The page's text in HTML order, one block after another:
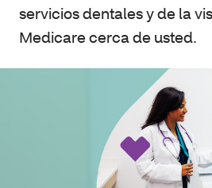
servicios dentales y de la
Medicare cerca de usted.